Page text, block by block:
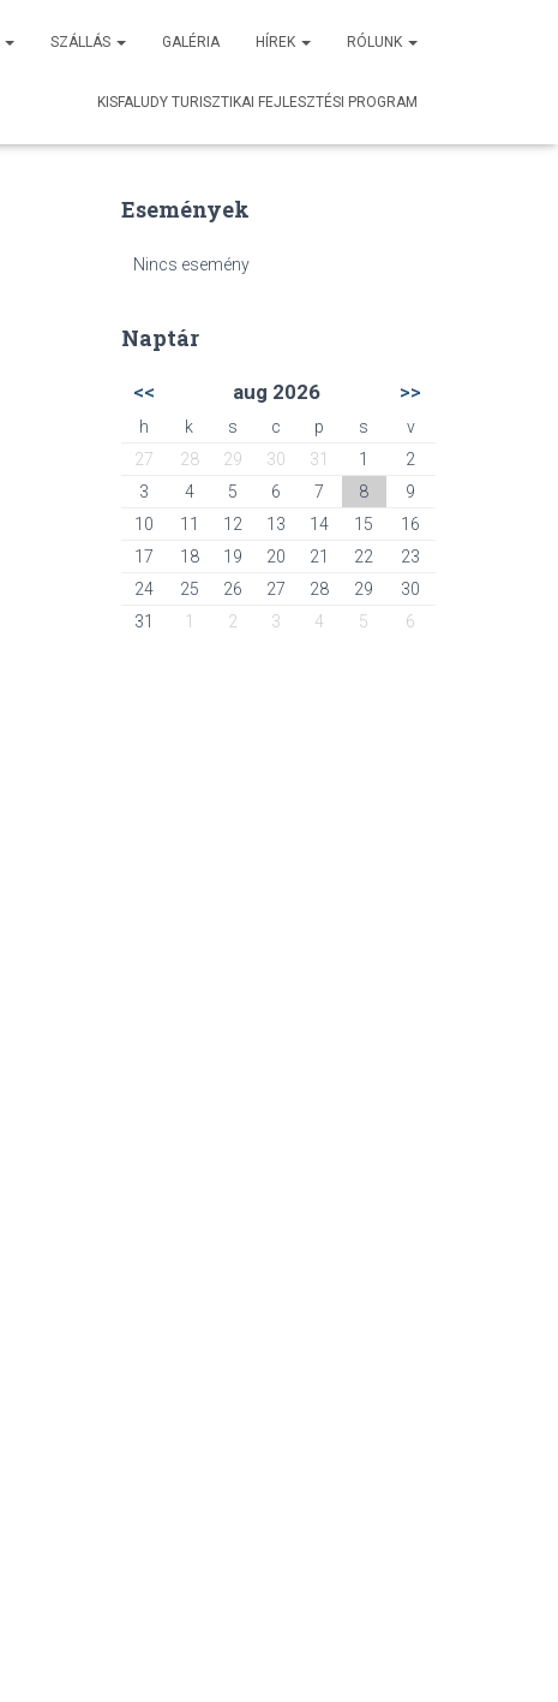
SZÁLLÁS GALÉRIA HÍREK RÓLUNK
KISFALUDY TURISZTIKAI FEJLESZTÉSI PROGRAM
Események
Nincs esemény
Naptár
<< aug 2026 >>
h k s c p s
v
27
28 29 30 31 1
2
3
4 5 6 7 8
9
10
11 12 13 14 15
16
17
18 19 20 21 22
23
24
25 26 27 28 29
30
31
1 2 3 4 5 6